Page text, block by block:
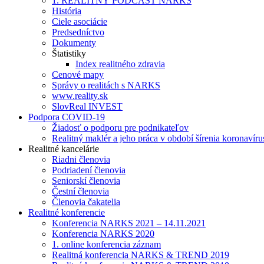
História
Ciele asociácie
Predsedníctvo
Dokumenty
Štatistiky
Index realitného zdravia
Cenové mapy
Správy o realitách s NARKS
www.reality.sk
SlovReal INVEST
Podpora COVID-19
Žiadosť o podporu pre podnikateľov
Realitný maklér a jeho práca v období šírenia
Realitné kancelárie
Riadni členovia
Podriadení členovia
Seniorskí členovia
Čestní členovia
Členovia čakatelia
Realitné konferencie
Konferencia NARKS 2021 – 14.11.2021
Konferencia NARKS 2020
1. online konferencia záznam
Realitná konferencia NARKS & TREND 2019